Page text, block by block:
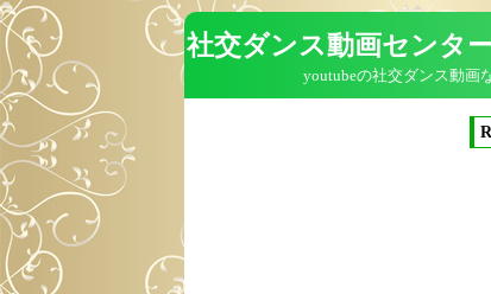
社交ダンス動画センタ
youtubeの社交ダンス動画